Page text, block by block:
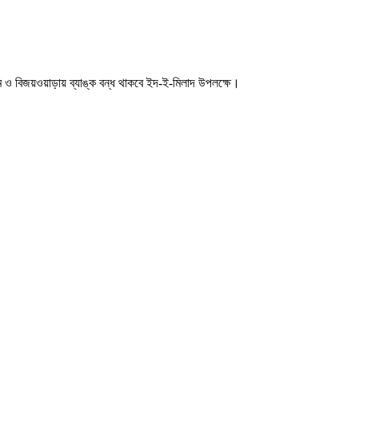
বিজয়ওয়াড়ায় ব্যাঙ্ক বন্ধ থাকবে ইদ-ই-মিলাদ উপলক্ষে।